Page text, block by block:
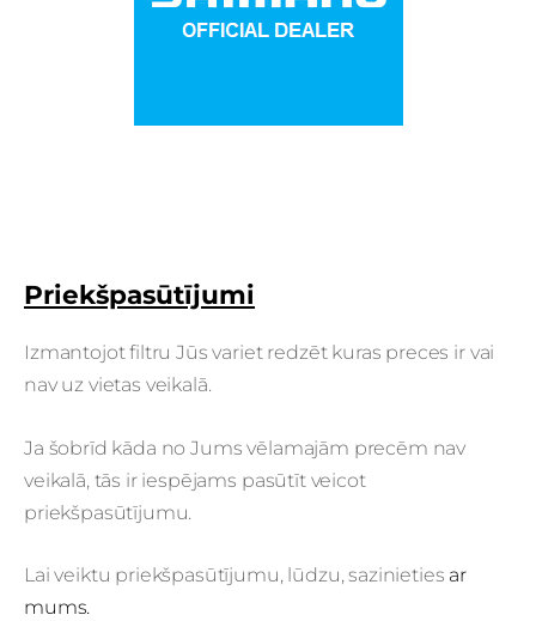
Priekšpasūtījumi
Izmantojot filtru Jūs variet redzēt kuras preces ir vai
nav uz vietas veikalā.
Ja šobrīd kāda no Jums vēlamajām precēm nav
veikalā, tās ir iespējams pasūtīt veicot
priekšpasūtījumu.
Lai veiktu priekšpasūtījumu, lūdzu, sazinieties ar
mums.